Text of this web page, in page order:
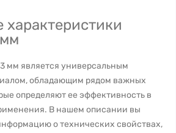
характеристики
мм является универсальным
обладающим рядом важных
определяют ее эффективность в
В нашем описании вы
о технических свойствах,